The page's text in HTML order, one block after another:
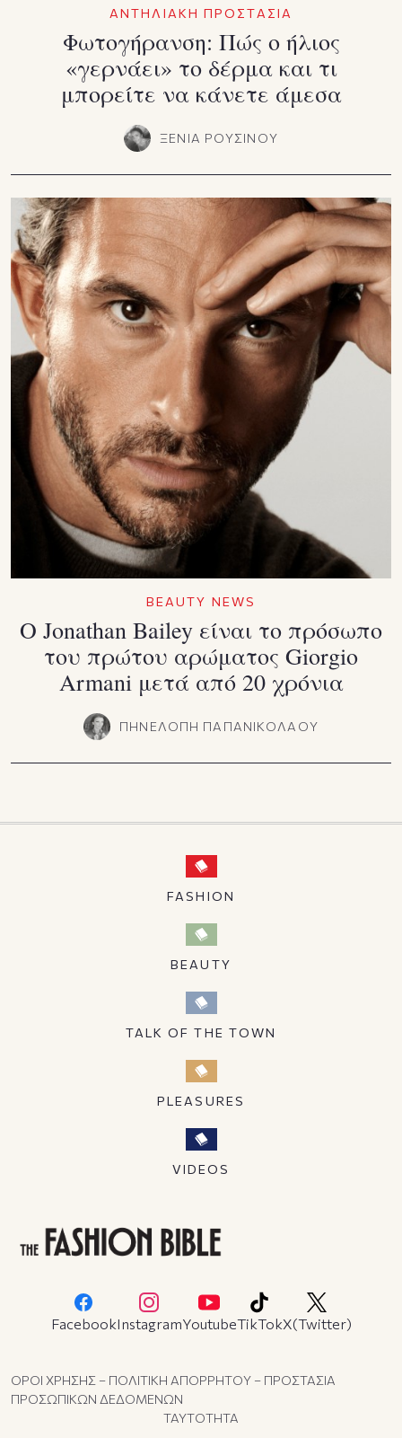
ΑΝΤΗΛΙΑΚΗ ΠΡΟΣΤΑΣΙΑ
Φωτογήρανση: Πώς ο ήλιος
«γερνάει» το δέρμα και τι
μπορείτε να κάνετε άμεσα
ΞΕΝΙΑ ΡΟΥΣΙΝΟΥ
BEAUTY NEWS
Ο Jonathan Bailey είναι το πρόσωπο
του πρώτου αρώματος Giorgio
Armani μετά από 20 χρόνια
ΠΗΝΕΛΟΠΗ ΠΑΠΑΝΙΚΟΛΑΟΥ
FASHION
BEAUTY
TALK OF THE TOWN
PLEASURES
VIDEOS
FacebookInstagramYoutubeTikTokX(Twitter)
ΟΡΟΙ ΧΡΗΣΗΣ – ΠΟΛΙΤΙΚΗ ΑΠΟΡΡΗΤΟΥ – ΠΡΟΣΤΑΣΙΑ
ΠΡΟΣΩΠΙΚΩΝ ΔΕΔΟΜΕΝΩΝ
ΤΑΥΤΟΤΗΤΑ